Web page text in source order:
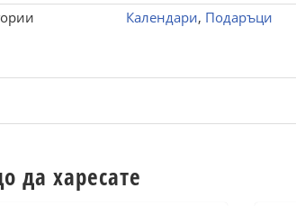
Календари, Подаръци
да харесате